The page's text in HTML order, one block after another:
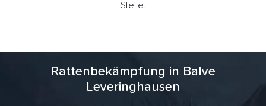
Stelle.
Rattenbekämpfung in Balve
Leveringhausen